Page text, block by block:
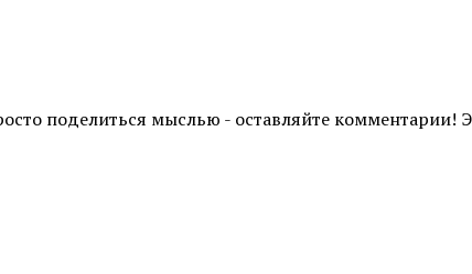
поделиться мыслью - оставляйте